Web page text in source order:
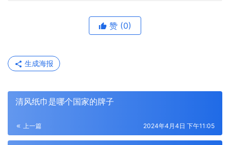
赞 (0)
生成海报
清风纸巾是哪个国家的牌子
上一篇 2024年4月4日 下午11:05